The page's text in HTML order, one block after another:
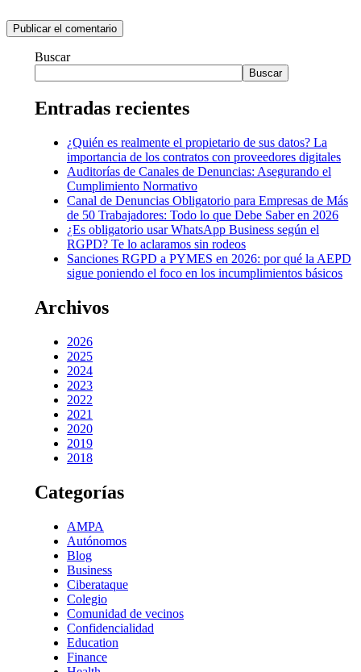
Buscar
Buscar
Entradas recientes
¿Quién es realmente el propietario de sus datos? La
importancia de los contratos con proveedores digitales
Auditorías de Canales de Denuncias: Asegurando el
Cumplimiento Normativo
Canal de Denuncias Obligatorio para Empresas de Más
de 50 Trabajadores: Todo lo que Debe Saber en 2026
¿Es obligatorio usar WhatsApp Business según el
RGPD? Te lo aclaramos sin rodeos
Sanciones RGPD a PYMES en 2026: por qué la AEPD
sigue poniendo el foco en los incumplimientos básicos
Archivos
2026
2025
2024
2023
2022
2021
2020
2019
2018
Categorías
AMPA
Autónomos
Blog
Business
Ciberataque
Colegio
Comunidad de vecinos
Confidencialidad
Education
Finance